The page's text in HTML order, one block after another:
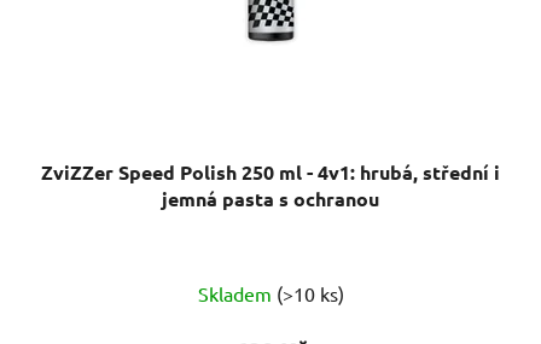
ZviZZer Speed Polish 250 ml - 4v1: hrubá, střední i
jemná pasta s ochranou
Skladem (>10 ks)